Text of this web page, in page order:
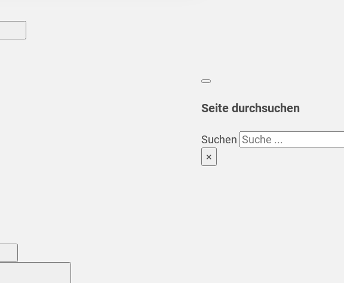
Seite durchsuchen
Suchen
×